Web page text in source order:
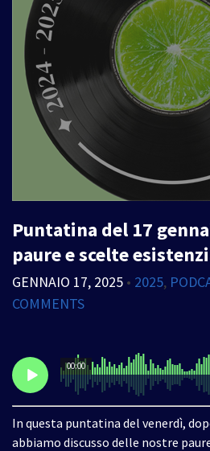
Puntatina del 17
paure e scelte
GENNAIO 17, 2025 • 2025,
COMMENTS
00:00
In questa puntatina del venerdì,
abbiamo discusso delle nostre